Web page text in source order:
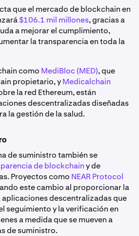
que el mercado de blockchain en
$106.1 mil millones, gracias a
a mejorar el cumplimiento,
la transparencia en toda la
como MediBloc (MED), que
propietario, yMedicalchain
la red Ethereum, están
descentralizadas diseñadas
la gestión de la salud.
de suministro también se
de blockchainy de
Proyectos como NEAR Protocol
este cambio al proporcionar la
descentralizadas que
seguimiento y la verificación en
a medida que se mueven a
de suministro.